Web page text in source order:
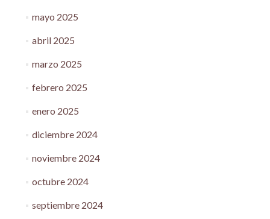
mayo 2025
abril 2025
marzo 2025
febrero 2025
enero 2025
diciembre 2024
noviembre 2024
octubre 2024
septiembre 2024